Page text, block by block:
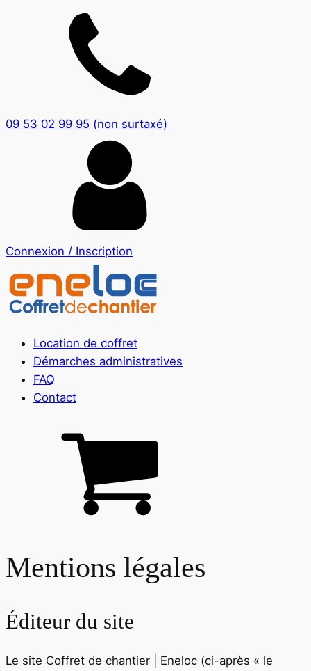
09 53 02 99 95 (non surtaxé)
Connexion / Inscription
Location de coffret
Démarches administratives
FAQ
Contact
Mentions légales
Éditeur du site
Le site Coffret de chantier | Eneloc (ci-après « le